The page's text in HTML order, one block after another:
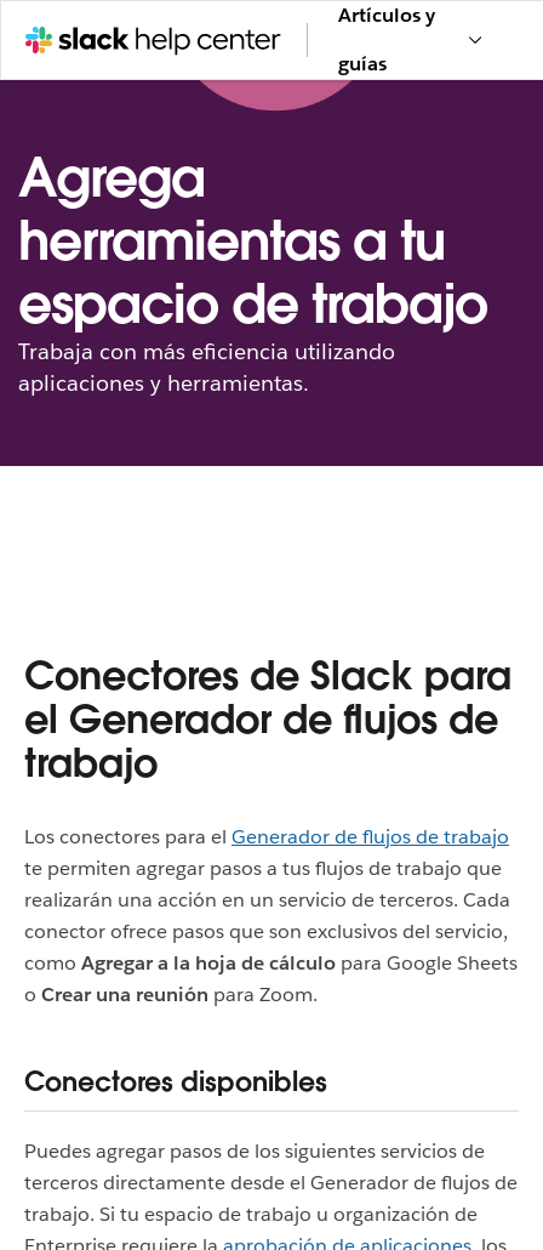
Artículos y
guías
Agrega
herramientas a tu
espacio de trabajo
Trabaja con más eficiencia utilizando
aplicaciones y herramientas.
Conectores de Slack para
el Generador de flujos de
trabajo
Los conectores para el Generador de flujos de trabajo
te permiten agregar pasos a tus flujos de trabajo que
realizarán una acción en un servicio de terceros. Cada
conector ofrece pasos que son exclusivos del servicio,
como Agregar a la hoja de cálculo para Google Sheets
o Crear una reunión para Zoom.
Conectores disponibles
Puedes agregar pasos de los siguientes servicios de
terceros directamente desde el Generador de flujos de
trabajo. Si tu espacio de trabajo u organización de